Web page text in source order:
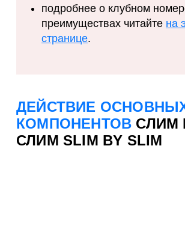
подробнее о клубном
преимуществах читайте на
странице.
ДЕЙСТВИЕ
КОМПОНЕНТОВ СЛИМ
СЛИМ SLIM BY SLIM